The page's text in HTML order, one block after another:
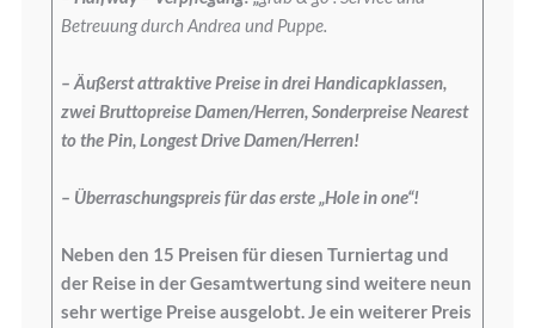
Betreuung durch Andrea und Puppe.
– Äußerst attraktive Preise in drei Handicapklassen,
zwei Bruttopreise Damen/Herren, Sonderpreise Nearest
to the Pin, Longest Drive Damen/Herren!
– Überraschungspreis für das erste „Hole in one“!
Neben den 15 Preisen für diesen Turniertag und
der Reise in der Gesamtwertung sind weitere neun
sehr wertige Preise ausgelobt. Je ein weiterer Preis